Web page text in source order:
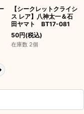
【シークレットクライシ
ス レア】八神太一＆石
田ヤマト BT17-081
50円(税込)
在庫数 2個